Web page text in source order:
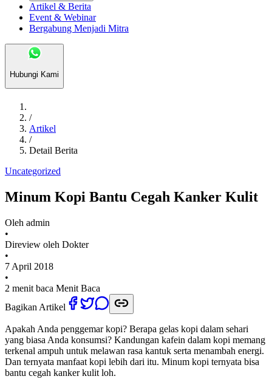
Artikel & Berita
Event & Webinar
Bergabung Menjadi Mitra
Hubungi Kami
/
Artikel
/
Detail Berita
Uncategorized
Minum Kopi Bantu Cegah Kanker Kulit
Oleh admin
•
Direview oleh Dokter
•
7 April 2018
•
2 menit baca Menit Baca
Bagikan Artikel
Apakah Anda penggemar kopi? Berapa gelas kopi dalam sehari
yang biasa Anda konsumsi? Kandungan kafein dalam kopi memang
terkenal ampuh untuk melawan rasa kantuk serta menambah energi.
Dan ternyata manfaat kopi lebih dari itu. Minum kopi ternyata bisa
bantu cegah kanker kulit loh.